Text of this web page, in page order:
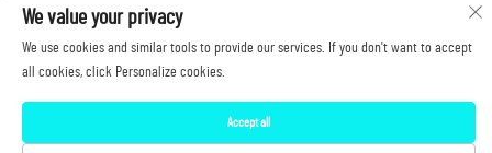
Autorská práva © 2025 Hangzhou Junting Luminescence Technology Co., Ltd. Všechna práva
Zásady ochrany osobních údajů
We value your privacy
We use cookies and similar tools to provide our services. If you don't want to accept
all cookies, click Personalize cookies.
Accept all